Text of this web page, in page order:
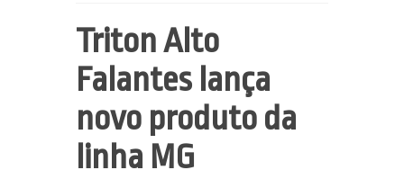
Triton Alto
Falantes lança
novo produto da
linha MG